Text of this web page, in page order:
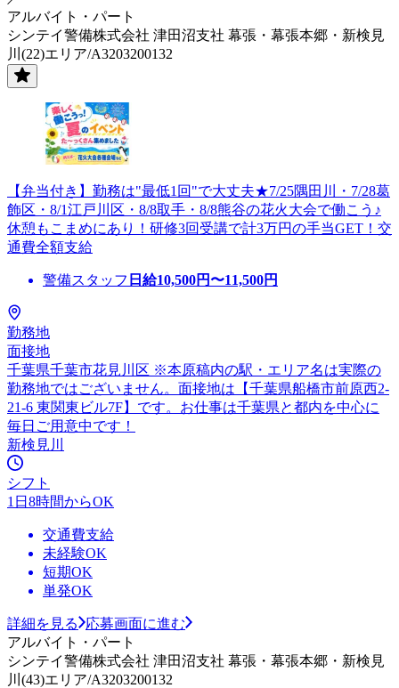
アルバイト・パート
シンテイ警備株式会社 津田沼支社 幕張・幕張本郷・新検見
川(22)エリア/A3203200132
【弁当付き】勤務は"最低1回"で大丈夫★7/25隅田川・7/28葛
飾区・8/1江戸川区・8/8取手・8/8熊谷の花火大会で働こう♪
休憩もこまめにあり！研修3回受講で計3万円の手当GET！交
通費全額支給
警備スタッフ 日給10,500円〜11,500円
勤務地
面接地
千葉県千葉市花見川区 ※本原稿内の駅・エリア名は実際の
勤務地ではございません。面接地は【千葉県船橋市前原西2-
21-6 東関東ビル7F】です。お仕事は千葉県と都内を中心に
毎日ご用意中です！
新検見川
シフト
1日8時間からOK
交通費支給
未経験OK
短期OK
単発OK
詳細を見る
応募画面に進む
アルバイト・パート
シンテイ警備株式会社 津田沼支社 幕張・幕張本郷・新検見
川(43)エリア/A3203200132